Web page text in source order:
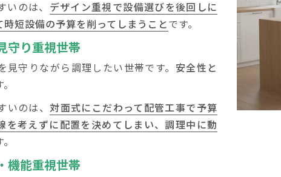
のは、 デザイン重視で設備選びを後回しに
短設備の予算を削ってしまうことです。
守り重視世帯
見守りながら調理したい世帯です。 安全性と
いのは、対面式にこだわって配管工事で予算
を考えずに配置を決めてしまい、調理中に動
機能重視世帯